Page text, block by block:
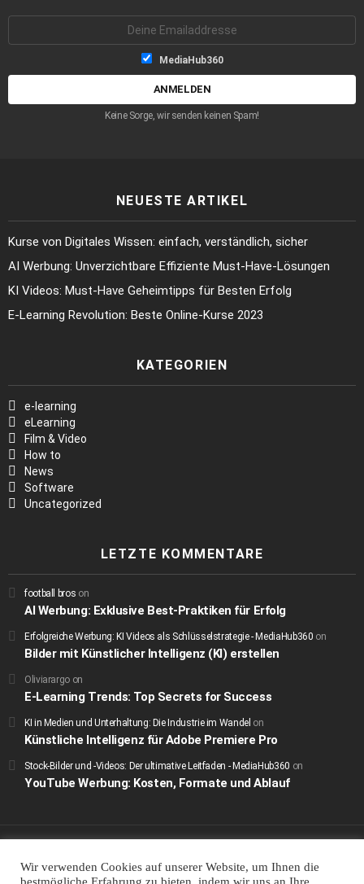
Auswahl
MediaHub360
Keine Sorge, wir senden keinen Spam!
NEUESTE ARTIKEL
Kurse von Digitales Wissen: einfach, verständlich, sicher
AI Werbung: Unverzichtbare Effiziente Must-Have-Lösungen
KI Videos: Must-Have Geheimtipps für Besten Erfolg
E-Learning Revolution: Beste Online-Kurse 2023
KATEGORIEN
e-learning
eLearning
Film & Video
How to
News
Software
Uncategorized
LETZTE KOMMENTARE
football bros on
AI Werbung: Exklusive Best-Praktiken für Erfolg
Erfolgreiche Werbung: KI Videos als Schlüsselstrategie - MediaHub360 on
Bilder mit Künstlicher Intelligenz (KI) erstellen
Oliviarargo on
E-Learning Trends: Top Secrets for Success
KI in Medien und Unterhaltung: Die Industrie im Wandel on
Künstliche Intelligenz für Adobe Premiere Pro
Stock-Bilder und -Videos: Der ultimative Leitfaden - MediaHub360 on
YouTube Werbung: Kosten, Formate und Ablauf
Startseite Kontakt Impressum Datenschutzerklärung
Wir verwenden Cookies auf unserer Website, um Ihnen die